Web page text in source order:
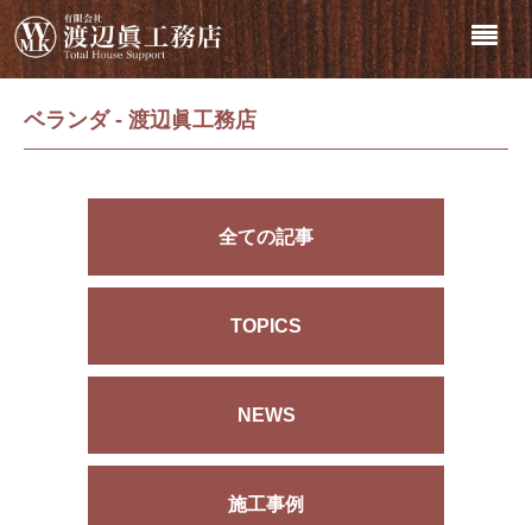
ベランダ - 渡辺眞工務店
全ての記事
TOPICS
NEWS
施工事例